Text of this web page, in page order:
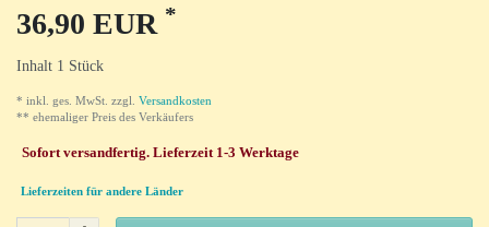
36,90 EUR *
Inhalt 1 Stück
* inkl. ges. MwSt. zzgl.
Versandkosten
** ehemaliger Preis des Verkäufers
Sofort versandfertig. Lieferzeit 1-3 Werktage
Lieferzeiten für andere Länder